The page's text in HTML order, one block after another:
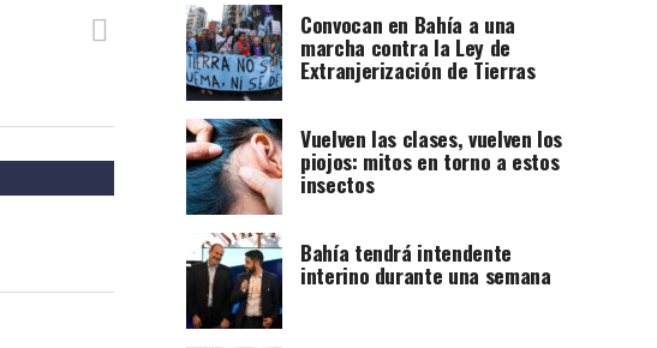
Convocan en Bahía a una
marcha contra la Ley de
Extranjerización de Tierras
Vuelven las clases, vuelven los
piojos: mitos en torno a estos
insectos
Bahía tendrá intendente
interino durante una semana